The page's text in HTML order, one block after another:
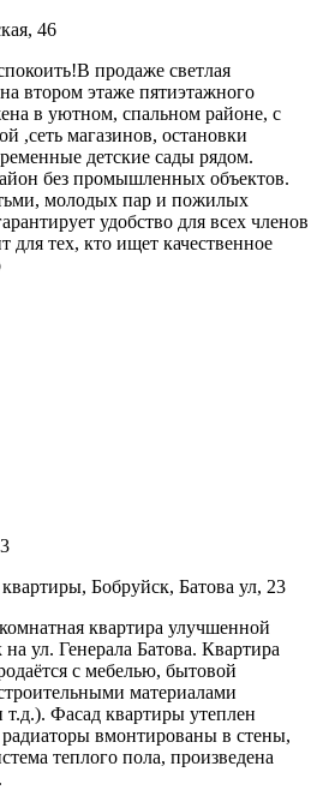
46
продаже светлая
втором этаже пятиэтажного
в уютном, спальном районе, с
,сеть магазинов, остановки
детские сады рядом.
без промышленных объектов.
молодых пар и пожилых
удобство для всех членов
тех, кто ищет качественное
Бобруйск, Батова ул, 23
квартира улучшенной
ул. Генерала Батова. Квартира
с мебелью, бытовой
материалами
Фасад квартиры утеплен
вмонтированы в стены,
теплого пола, произведена